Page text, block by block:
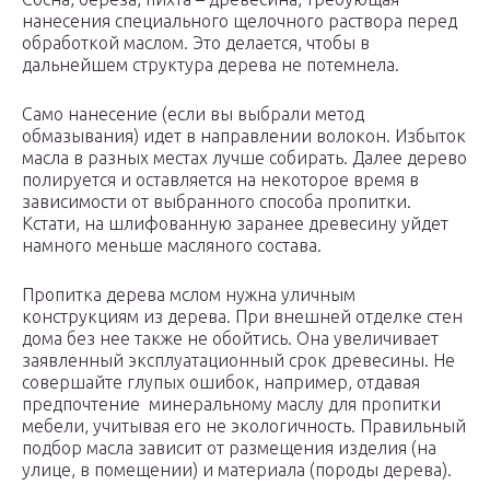
нанесения специального щелочного раствора перед
обработкой маслом. Это делается, чтобы в
дальнейшем структура дерева не потемнела.
Само нанесение (если вы выбрали метод
обмазывания) идет в направлении волокон. Избыток
масла в разных местах лучше собирать. Далее дерево
полируется и оставляется на некоторое время в
зависимости от выбранного способа пропитки.
Кстати, на шлифованную заранее древесину уйдет
намного меньше масляного состава.
Пропитка дерева мслом нужна уличным
конструкциям из дерева. При внешней отделке стен
дома без нее также не обойтись. Она увеличивает
заявленный эксплуатационный срок древесины. Не
совершайте глупых ошибок, например, отдавая
предпочтение минеральному маслу для пропитки
мебели, учитывая его не экологичность. Правильный
подбор масла зависит от размещения изделия (на
улице, в помещении) и материала (породы дерева).